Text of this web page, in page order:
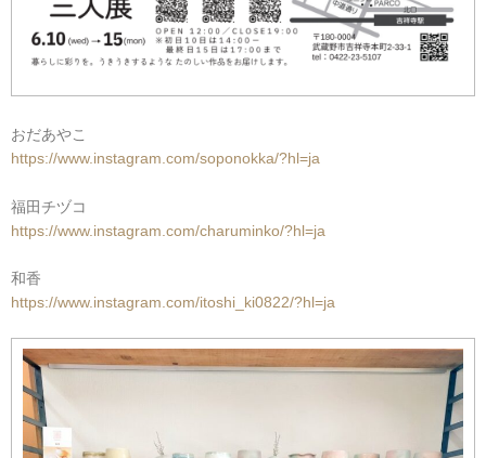
おだあやこ
https://www.instagram.com/soponokka/?hl=ja
福田チヅコ
https://www.instagram.com/charuminko/?hl=ja
和香
https://www.instagram.com/itoshi_ki0822/?hl=ja